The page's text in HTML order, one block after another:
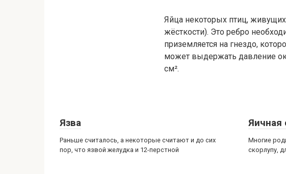
Яйца некоторых птиц,
жёсткости). Это ребро
приземляется на гнездо,
может выдержать давление
см².
Язва
Раньше считалось, а некоторые считают и до сих
пор, что язвой желудка и 12-перстной
Яичная
Многие
скорлупу,